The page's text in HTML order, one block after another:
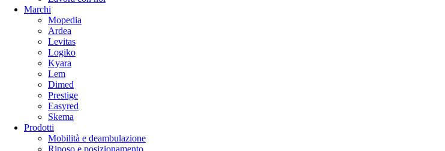
Marchi
Mopedia
Ardea
Levitas
Logiko
Kyara
Lem
Dimed
Prestige
Easyred
Skema
Prodotti
Mobilità e deambulazione
Riposo e posizionamento